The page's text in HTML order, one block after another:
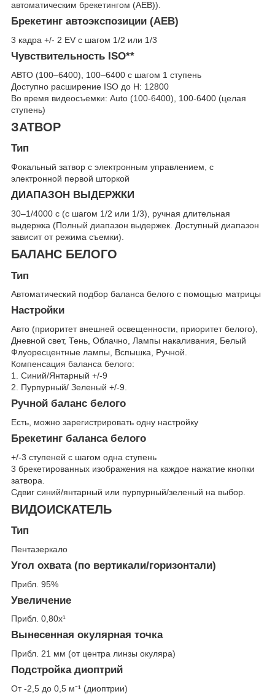
автоматическим брекетингом (AEB)).
Брекетинг автоэкспозиции (AEB)
3 кадра +/- 2 EV с шагом 1/2 или 1/3
Чувствительность ISO**
АВТО (100–6400), 100–6400 с шагом 1 ступень
Доступно расширение ISO до H: 12800
Во время видеосъемки: Auto (100-6400), 100-6400 (целая
ступень)
ЗАТВОР
Тип
Фокальный затвор с электронным управлением, с
электронной первой шторкой
ДИАПАЗОН ВЫДЕРЖКИ
30–1/4000 с (с шагом 1/2 или 1/3), ручная длительная
выдержка (Полный диапазон выдержек. Доступный диапазон
зависит от режима съемки).
БАЛАНС БЕЛОГО
Тип
Автоматический подбор баланса белого с помощью матрицы
Настройки
Авто (приоритет внешней освещенности, приоритет белого),
Дневной свет, Тень, Облачно, Лампы накаливания, Белый
Флуоресцентные лампы, Вспышка, Ручной.
Компенсация баланса белого:
1. Синий/Янтарный +/-9
2. Пурпурный/ Зеленый +/-9.
Ручной баланс белого
Есть, можно зарегистрировать одну настройку
Брекетинг баланса белого
+/-3 ступеней с шагом одна ступень
3 брекетированных изображения на каждое нажатие кнопки
затвора.
Сдвиг синий/янтарный или пурпурный/зеленый на выбор.
ВИДОИСКАТЕЛЬ
Тип
Пентазеркало
Угол охвата (по вертикали/горизонтали)
Прибл. 95%
Увеличение
Прибл. 0,80x¹
Вынесенная окулярная точка
Прибл. 21 мм (от центра линзы окуляра)
Подстройка диоптрий
От -2,5 до 0,5 м⁻¹ (диоптрии)